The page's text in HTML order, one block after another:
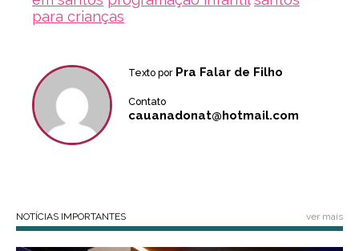
para crianças
Texto por Pra Falar de Filho
Contato
cauanadonat@hotmail.com
NOTÍCIAS IMPORTANTES ver mais